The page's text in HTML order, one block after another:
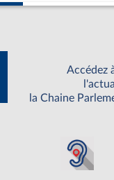
Accédez
la Chaine